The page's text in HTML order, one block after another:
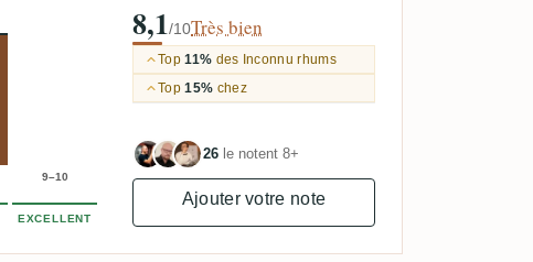
9–10
EXCELLENT
8,1/10Très bien
Top11% des Inconnu rhums
Top15% chez
26 le notent 8+
Ajouter votre note